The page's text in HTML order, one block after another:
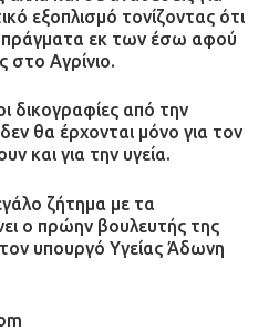
«υπεύθυνο» για την
ρεύματος στη
επιχείρηση στον
– Ήχησε το 112
εξοπλισμό τονίζοντας ότι
πράγματα εκ των έσω αφού
στο Αγρίνιο.
δικογραφίες από την
θα έρχονται μόνο για τον
και για την υγεία.
ζήτημα με τα
ο πρώην βουλευτής της
υπουργό Υγείας Άδωνη